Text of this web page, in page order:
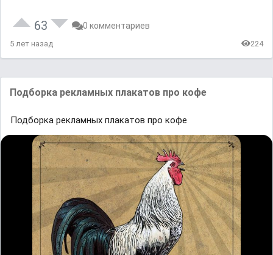
63 0 комментариев
5 лет назад 224
Подборка рекламных плакатов про кофе
Подборка рекламных плакатов про кофе